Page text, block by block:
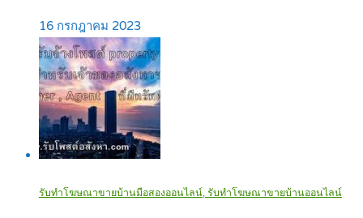
16 กรกฎาคม 2023
รับทำโฆษณาขายบ้านมือสองออนไลน์, รับทำโฆษณาขายบ้านออนไลน์